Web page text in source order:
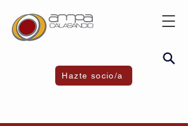
Hazte socio/a